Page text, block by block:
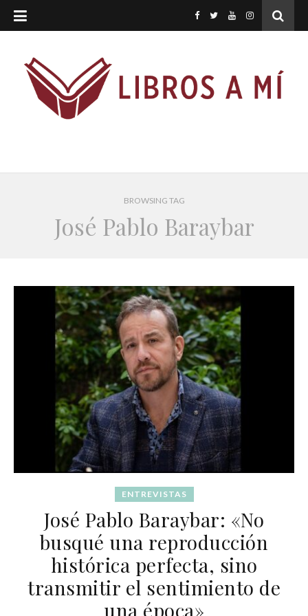
BROWSING TAG
José Pablo Baraybar
ENTREVISTAS
José Pablo Baraybar: «No
busqué una reproducción
histórica perfecta, sino
transmitir el sentimiento de
una época»